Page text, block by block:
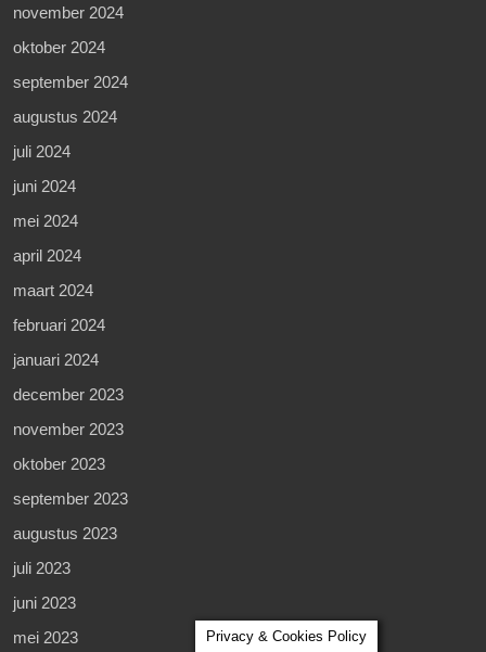
november 2024
oktober 2024
september 2024
augustus 2024
juli 2024
juni 2024
mei 2024
april 2024
maart 2024
februari 2024
januari 2024
december 2023
november 2023
oktober 2023
september 2023
augustus 2023
juli 2023
juni 2023
mei 2023
Privacy & Cookies Policy